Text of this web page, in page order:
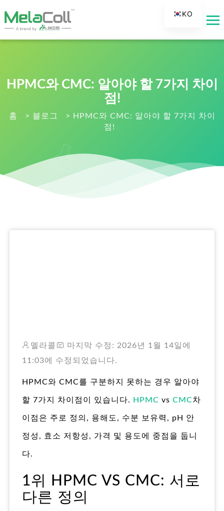
HPMC와 CMC: 알아야 할 7가지 차이
점!
홈 > 블로그 >
HPMC와 CMC: 알아야 할 7가지 차이
점!
멜라콜
마지막 수정: 2026년 1월 14일에
11:03에 수정되었습니다.
HPMC와 CMC를 구분하지 못하는 경우 알아야
할 7가지 차이점이 있습니다. HPMC vs CMC차
이점은 주로 정의, 용해도, 수분 보유력, pH 안
정성, 효소 저항성, 가격 및 용도에 중점을 둡니
다.
1위 HPMC VS CMC: 서로
다른 정의
KO
ES
RU
FI